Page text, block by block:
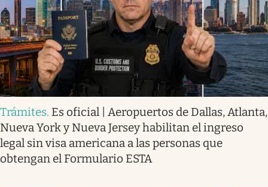
Trámites. Es oficial | Aeropuertos de Dallas, Atlanta,
Nueva York y Nueva Jersey habilitan el ingreso
legal sin visa americana a las personas que
obtengan el Formulario ESTA